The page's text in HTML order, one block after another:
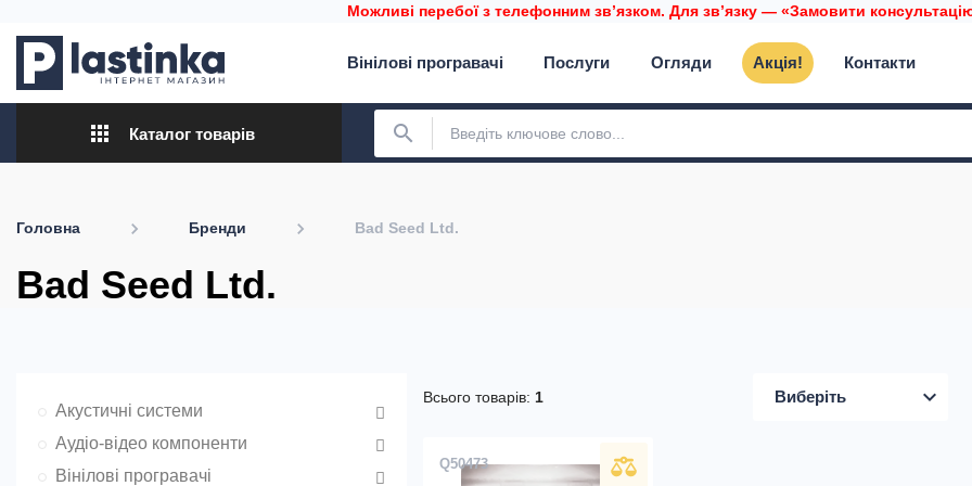
Можливі перебої з телефонним звʼязком. Для звʼязку — «Замовити
Вінілові програвачі Послуги Огляди Акція! Контакти
apps Каталог товарів search
Головна Бренди Bad Seed Ltd.
Bad Seed Ltd.
Всього товарів: 1 Виберіть expand_more
Q50473
Акустичні системи
Аудіо-відео компоненти
Вінілові програвачі